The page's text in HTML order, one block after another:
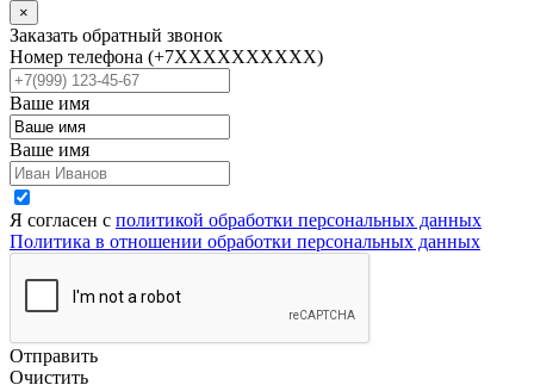
×
Заказать обратный звонок
Номер телефона (+7XXXXXXXXXX)
Ваше имя
Ваше имя
Я согласен с политикой обработки персональных данных
Политика в отношении обработки персональных данных
Отправить
Очистить